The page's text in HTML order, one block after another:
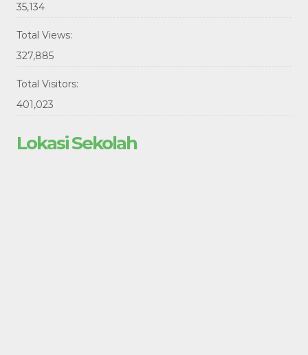
35,134
Total Views:
327,885
Total Visitors:
401,023
Lokasi Sekolah